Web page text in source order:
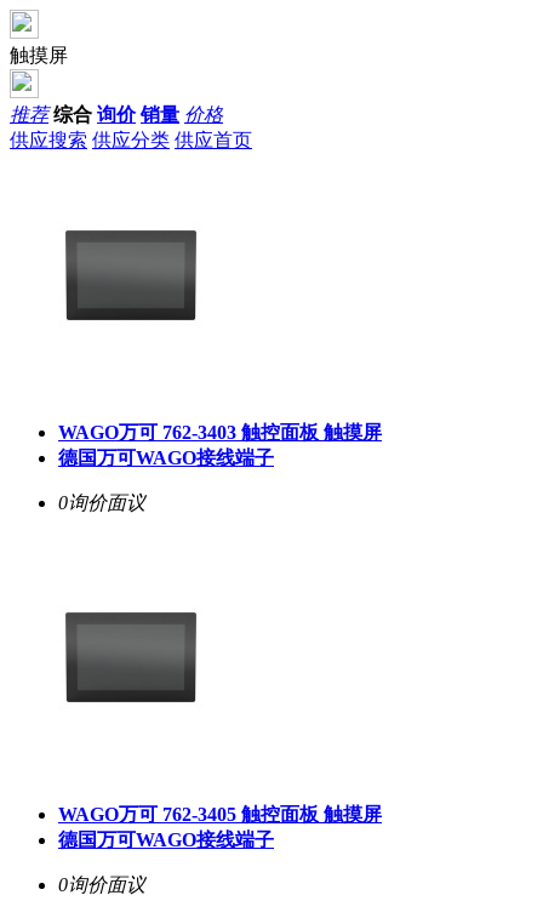
触摸屏
推荐 综合 询价 销量 价格
供应搜索 供应分类 供应首页
WAGO万可 762-3403 触控面板 触摸屏
德国万可WAGO接线端子
0询价面议
WAGO万可 762-3405 触控面板 触摸屏
德国万可WAGO接线端子
0询价面议